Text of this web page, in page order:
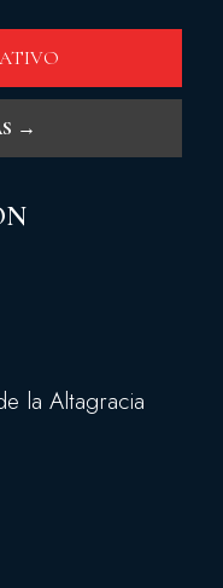
→
la Altagracia